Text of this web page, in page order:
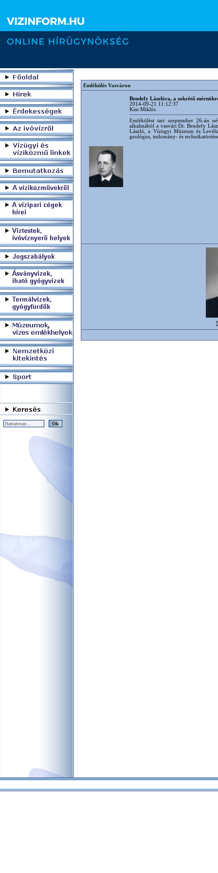
Emlékülés Vasváron
Bendefy Lászlóra, a sokrétű
2014-09-21 11:12:37
Kiss Miklós
Emlékülést tart szeptember 26-án
alkalmából a vasvári Dr. Bendefy
László, a Vízügyi Múzeum és
geológus, tudomány- és